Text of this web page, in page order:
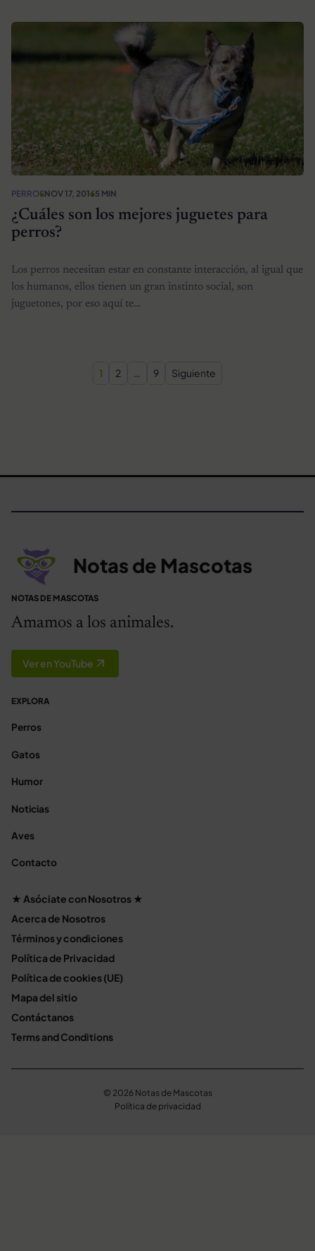
PERROSNOV 17, 20165 MIN
¿Cuáles son los mejores juguetes para
perros?
Los perros necesitan estar en constante interacción, al igual que
los humanos, ellos tienen un gran instinto social, son
juguetones, por eso aquí te…
Paginación de entradas
1 2 … 9 Siguiente
Notas de Mascotas
NOTAS DE MASCOTAS
Amamos a los animales.
Ver en YouTube
EXPLORA
Perros
Gatos
Humor
Noticias
Aves
Contacto
★ Asóciate con Nosotros ★
Acerca de Nosotros
Términos y condiciones
Política de Privacidad
Política de cookies (UE)
Mapa del sitio
Contáctanos
Terms and Conditions
© 2026 Notas de Mascotas
Política de privacidad